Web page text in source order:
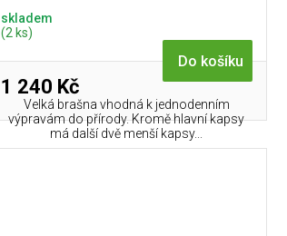
skladem
(2 ks)
1 240 Kč
Do košíku
Velká brašna vhodná k jednodenním
výpravám do přírody. Kromě hlavní kapsy
má další dvě menší kapsy...